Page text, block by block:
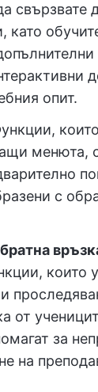
свързвате
като
опит.
менюта,
с
които
от
за
на